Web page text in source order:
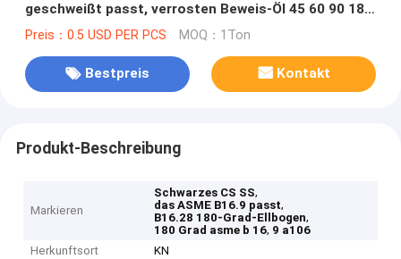
geschweißt passt, verrosten Beweis-Öl 45 60 90 180
Grad
Preis：0.5 USD PER PCS MOQ：1Ton
Bestpreis Kontakt
Produkt-Beschreibung
Markieren
Schwarzes CS SS,
das ASME B16.9 passt,
B16.28 180-Grad-Ellbogen,
180 Grad asme b 16, 9 a106
Herkunftsort
KN